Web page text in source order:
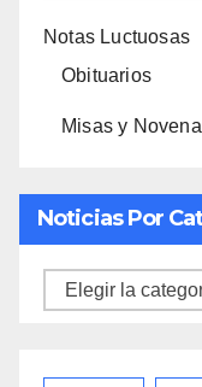
Notas Luctuosas
Obituarios
Misas y
Noticias Por
Noticias